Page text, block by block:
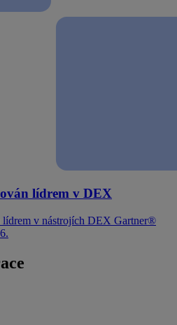
lídrem v DEX
lídrem v nástrojích DEX Gartner®